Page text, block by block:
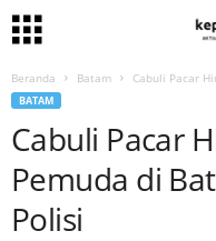
Beranda Batam Cabuli Pacar
BATAM
Cabuli Pacar
Pemuda di
Polisi